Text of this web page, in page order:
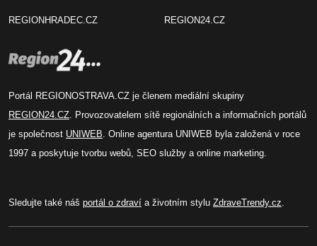
REGIONHRADEC.CZ REGION24.CZ
Portál REGIONOSTRAVA.CZ je členem mediální skupiny
REGION24.CZ . Provozovatelem sítě regionálních a informačních portálů
je společnost UNIWEB . Online agentura UNIWEB byla založená v roce
1997 a poskytuje tvorbu webů, SEO služby a online marketing.
Sledujte také náš portál o zdraví a životním stylu ZdraveTrendy.cz